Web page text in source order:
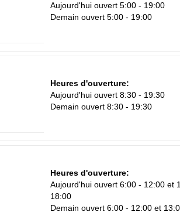
Aujourd'hui ouvert 5:00 - 19:00
Demain ouvert 5:00 - 19:00
Heures d'ouverture:
Aujourd'hui ouvert 8:30 - 19:30
Demain ouvert 8:30 - 19:30
Heures d'ouverture:
Aujourd'hui ouvert 6:00 - 12:00 et
18:00
Demain ouvert 6:00 - 12:00 et